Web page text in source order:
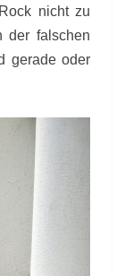
nicht zu
der falschen
gerade oder